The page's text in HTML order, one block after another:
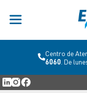
Centro de
6060 . De